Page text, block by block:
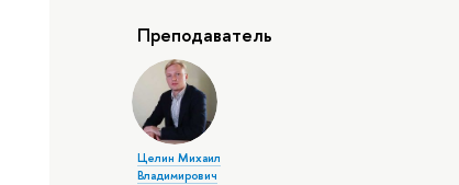
Преподаватель
Целин Михаил
Владимирович